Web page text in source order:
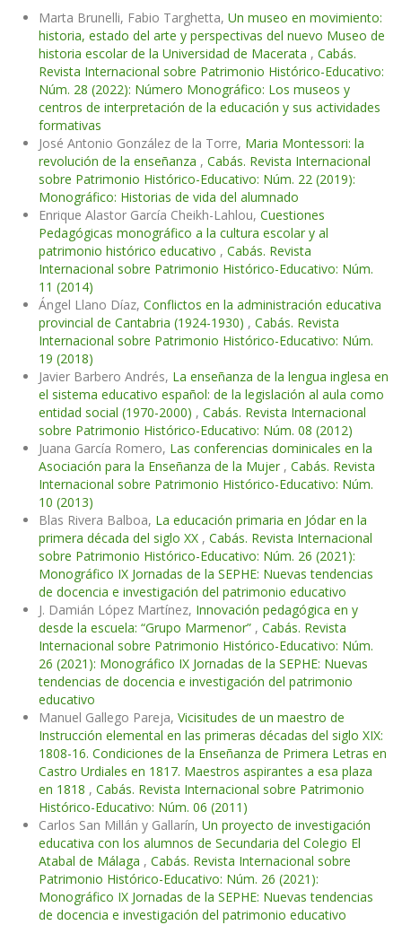
Marta Brunelli, Fabio Targhetta, Un museo en movimiento:
historia, estado del arte y perspectivas del nuevo Museo de
historia escolar de la Universidad de Macerata , Cabás.
Revista Internacional sobre Patrimonio Histórico-Educativo:
Núm. 28 (2022): Número Monográfico: Los museos y
centros de interpretación de la educación y sus actividades
formativas
José Antonio González de la Torre, Maria Montessori: la
revolución de la enseñanza , Cabás. Revista Internacional
sobre Patrimonio Histórico-Educativo: Núm. 22 (2019):
Monográfico: Historias de vida del alumnado
Enrique Alastor García Cheikh-Lahlou, Cuestiones
Pedagógicas monográfico a la cultura escolar y al
patrimonio histórico educativo , Cabás. Revista
Internacional sobre Patrimonio Histórico-Educativo: Núm.
11 (2014)
Ángel Llano Díaz, Conflictos en la administración educativa
provincial de Cantabria (1924-1930) , Cabás. Revista
Internacional sobre Patrimonio Histórico-Educativo: Núm.
19 (2018)
Javier Barbero Andrés, La enseñanza de la lengua inglesa en
el sistema educativo español: de la legislación al aula como
entidad social (1970-2000) , Cabás. Revista Internacional
sobre Patrimonio Histórico-Educativo: Núm. 08 (2012)
Juana García Romero, Las conferencias dominicales en la
Asociación para la Enseñanza de la Mujer , Cabás. Revista
Internacional sobre Patrimonio Histórico-Educativo: Núm.
10 (2013)
Blas Rivera Balboa, La educación primaria en Jódar en la
primera década del siglo XX , Cabás. Revista Internacional
sobre Patrimonio Histórico-Educativo: Núm. 26 (2021):
Monográfico IX Jornadas de la SEPHE: Nuevas tendencias
de docencia e investigación del patrimonio educativo
J. Damián López Martínez, Innovación pedagógica en y
desde la escuela: “Grupo Marmenor” , Cabás. Revista
Internacional sobre Patrimonio Histórico-Educativo: Núm.
26 (2021): Monográfico IX Jornadas de la SEPHE: Nuevas
tendencias de docencia e investigación del patrimonio
educativo
Manuel Gallego Pareja, Vicisitudes de un maestro de
Instrucción elemental en las primeras décadas del siglo XIX:
1808-16. Condiciones de la Enseñanza de Primera Letras en
Castro Urdiales en 1817. Maestros aspirantes a esa plaza
en 1818 , Cabás. Revista Internacional sobre Patrimonio
Histórico-Educativo: Núm. 06 (2011)
Carlos San Millán y Gallarín, Un proyecto de investigación
educativa con los alumnos de Secundaria del Colegio El
Atabal de Málaga , Cabás. Revista Internacional sobre
Patrimonio Histórico-Educativo: Núm. 26 (2021):
Monográfico IX Jornadas de la SEPHE: Nuevas tendencias
de docencia e investigación del patrimonio educativo